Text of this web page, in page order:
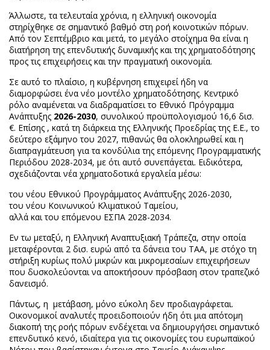
Άλλωστε, τα τελευταία χρόνια, η ελληνική οικονομία
στηρίχθηκε σε σημαντικό βαθμό στη ροή κοινοτικών πόρων.
Από τον Σεπτέμβριο και μετά, το μεγάλο στοίχημα θα είναι η
διατήρηση της επενδυτικής δυναμικής και της χρηματοδότησης
προς τις επιχειρήσεις και την πραγματική οικονομία.
Σε αυτό το πλαίσιο, η κυβέρνηση επιχειρεί ήδη να
διαμορφώσει ένα νέο μοντέλο χρηματοδότησης. Κεντρικό
ρόλο αναμένεται να διαδραματίσει το Εθνικό Πρόγραμμα
Ανάπτυξης 2026-2030, συνολικού προϋπολογισμού 16,6 δισ.
€. Επίσης , κατά τη διάρκεια της Ελληνικής Προεδρίας της Ε.Ε., το
δεύτερο εξάμηνο του 2027, πιθανώς θα ολοκληρωθεί και η
διαπραγμάτευση για τα κονδύλια της επόμενης Προγραμματικής
Περιόδου 2028-2034, με ότι αυτό συνεπάγεται. Ειδικότερα,
σχεδιάζονται νέα χρηματοδοτικά εργαλεία μέσω:
του νέου Εθνικού Προγράμματος Ανάπτυξης 2026-2030,
του νέου Κοινωνικού Κλιματικού Ταμείου,
αλλά και του επόμενου ΕΣΠΑ 2028-2034.
Εν τω μεταξύ, η Ελληνική Αναπτυξιακή Τράπεζα, στην οποία
μεταφέρονται 2 δισ. ευρώ από τα δάνεια του ΤΑΑ, με στόχο τη
στήριξη κυρίως πολύ μικρών και μικρομεσαίων επιχειρήσεων
που δυσκολεύονται να αποκτήσουν πρόσβαση στον τραπεζικό
δανεισμό.
Πάντως, η μετάβαση, μόνο εύκολη δεν προδιαγράφεται.
Οικονομικοί αναλυτές προειδοποιούν ήδη ότι μια απότομη
διακοπή της ροής πόρων ενδέχεται να δημιουργήσει σημαντικό
επενδυτικό κενό, ιδιαίτερα για τις οικονομίες του ευρωπαϊκού